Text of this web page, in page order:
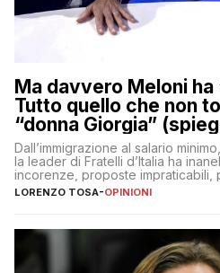
Ma davvero Meloni
Tutto quello che non
“donna Giorgia”
Dall’immigrazione al salario
la leader di Fratelli d’Italia ha
incorenze, proposte impraticabili,
nessuno – a destra come a
LORENZO TOSA-OPINIONI